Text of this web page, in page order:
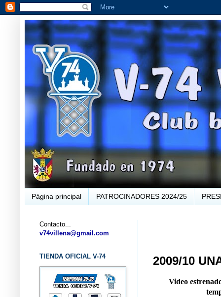
Página principal PATROCINADORES 2024/25
2009/10
Video
Contacto...
v74villena@gmail.com
TIENDA OFICIAL V-74